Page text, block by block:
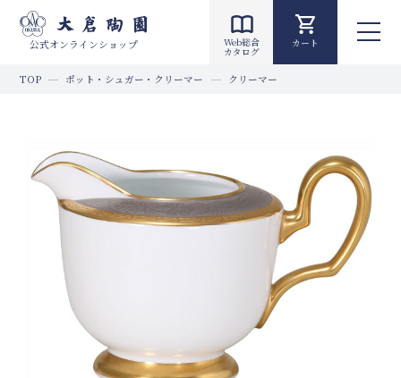
公式オンラインショップ Web総合
カタログ
カート
TOP ポット・シュガー・クリーマー クリーマー